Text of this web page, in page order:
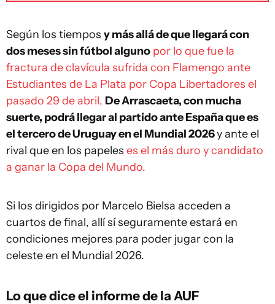
Según los tiempos y más allá de que llegará con
dos meses sin fútbol alguno por lo que fue la
fractura de clavícula sufrida con Flamengo ante
Estudiantes de La Plata por Copa Libertadores el
pasado 29 de abril, De Arrascaeta, con mucha
suerte, podrá llegar al partido ante España que es
el tercero de Uruguay en el Mundial 2026y ante el
rival que en los papeles es el más duro y candidato
a ganar la Copa del Mundo.
Si los dirigidos por Marcelo Bielsa acceden a
cuartos de final, allí sí seguramente estará en
condiciones mejores para poder jugar con la
celeste en el Mundial 2026.
Lo que dice el informe de la AUF